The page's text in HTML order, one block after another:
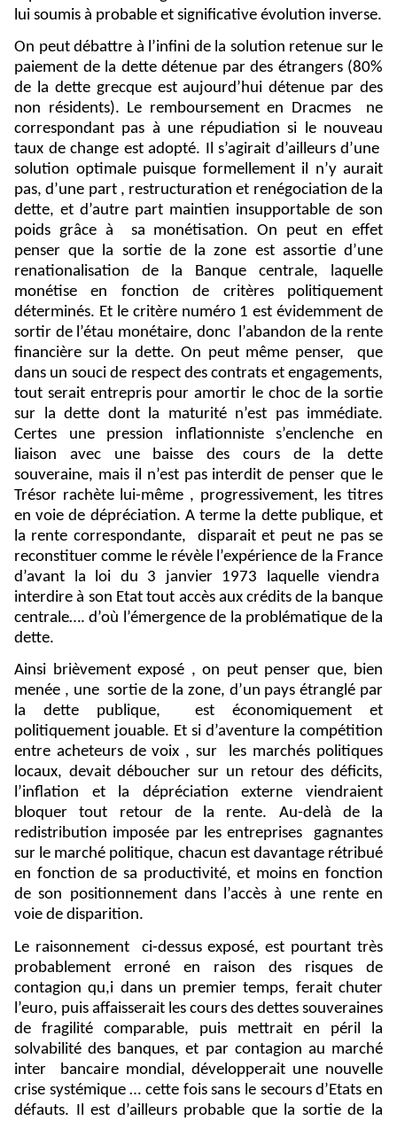
lui soumis à probable et significative évolution inverse.
On peut débattre à l’infini de la solution retenue sur le
paiement de la dette détenue par des étrangers (80%
de la dette grecque est aujourd’hui détenue par des
non résidents). Le remboursement en Dracmes
ne
correspondant pas à une répudiation si le nouveau
taux de change est adopté. Il s’agirait d’ailleurs d’une
solution optimale puisque formellement il n’y aurait
pas, d’une part , restructuration et renégociation de la
dette, et d’autre part maintien insupportable de son
poids grâce à
sa monétisation. On peut en effet
penser que la sortie de la zone est assortie d’une
renationalisation de la Banque centrale, laquelle
monétise en fonction de critères politiquement
déterminés. Et le critère numéro 1 est évidemment de
sortir de l’étau monétaire, donc l’abandon de la rente
financière sur la dette. On peut même penser,
que
dans un souci de respect des contrats et engagements,
tout serait entrepris pour amortir le choc de la sortie
sur la dette dont la maturité n’est pas immédiate.
Certes une pression inflationniste s’enclenche en
liaison avec une baisse des cours de la dette
souveraine, mais il n’est pas interdit de penser que le
Trésor rachète lui-même , progressivement, les titres
en voie de dépréciation. A terme la dette publique, et
la rente correspondante,
disparait et peut ne pas se
reconstituer comme le révèle l’expérience de la France
d’avant la loi du 3 janvier 1973 laquelle viendra
interdire à son Etat tout accès aux crédits de la banque
centrale…. d’où l’émergence de la problématique de la
dette.
Ainsi brièvement exposé , on peut penser que, bien
menée , une sortie de la zone, d’un pays étranglé par
la dette publique,
est économiquement et
politiquement jouable. Et si d’aventure la compétition
entre acheteurs de voix , sur
les marchés politiques
locaux, devait déboucher sur un retour des déficits,
l’inflation et la dépréciation externe viendraient
bloquer tout retour de la rente. Au-delà de la
redistribution imposée par les entreprises
gagnantes
sur le marché politique, chacun est davantage rétribué
en fonction de sa productivité, et moins en fonction
de son positionnement dans l’accès à une rente en
voie de disparition.
Le raisonnement
ci-dessus exposé, est pourtant très
probablement erroné en raison des risques de
contagion qu,i dans un premier temps, ferait chuter
l’euro, puis affaisserait les cours des dettes souveraines
de fragilité comparable, puis mettrait en péril la
solvabilité des banques, et par contagion au marché
inter
bancaire mondial, développerait une nouvelle
crise systémique … cette fois sans le secours d’Etats en
défauts. Il est d’ailleurs probable que la sortie de la